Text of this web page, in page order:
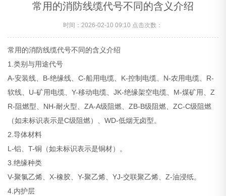
常用的消防线缆代号不同的含义介绍
时间：2026-02-10 09:10 点击次数：
常用的消防线缆代号不同的含义介绍
1.类别与用途代号
A-安装线、B-绝缘线、C-船用电缆、K-控制电缆、N-农用电缆、R-
软线、U-矿用电缆、Y-移动电缆、JK-绝缘架空电缆、M-煤矿用、Z
R-阻燃型、NH-耐火型、ZA-A级阻燃、ZB-B级阻燃、ZC-C级阻燃
（如未标识表示是C级阻燃）、WD-低烟无卤型。
2.导体材料
L-铝、T-铜（如未标识表示是铜材）。
3.绝缘种类
V-聚氯乙烯、X-橡胶、Y-聚乙烯、YJ-交联聚乙烯、Z-油浸纸。
4.内护层